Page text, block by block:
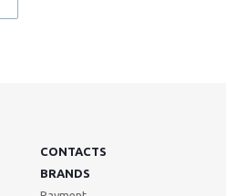
CONTACTS
BRANDS